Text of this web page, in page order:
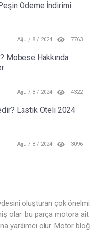
Ödeme İndirimi
Ağu / 8 / 2024 7763
Mobese Hakkında
Ağu / 8 / 2024 4322
Lastik Oteli 2024
Ağu / 8 / 2024 3096
oluşturan çok
olan bu parça motora
yardımcı olur. Motor